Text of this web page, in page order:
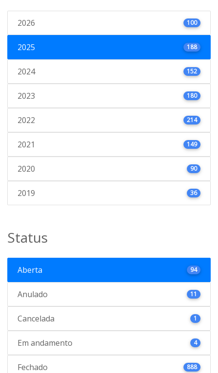
2026 100
2025 188
2024 152
2023 180
2022 214
2021 149
2020 90
2019 36
Status
Aberta 94
Anulado 11
Cancelada 1
Em andamento 4
Fechado 888